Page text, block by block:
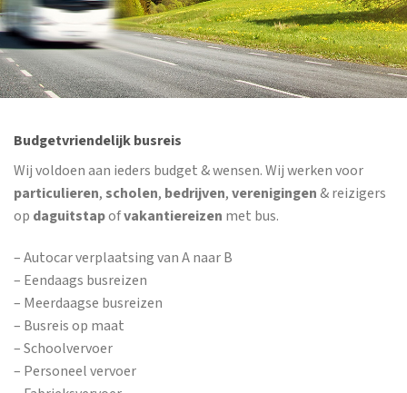
Budgetvriendelijk busreis
Wij voldoen aan ieders budget & wensen. Wij werken voor
particulieren,scholen, bedrijven,verenigingen& reizigers
op daguitstapofvakantiereizen met bus.
– Autocar verplaatsing van A naar B
– Eendaags busreizen
– Meerdaagse busreizen
– Busreis op maat
– Schoolvervoer
– Personeel vervoer